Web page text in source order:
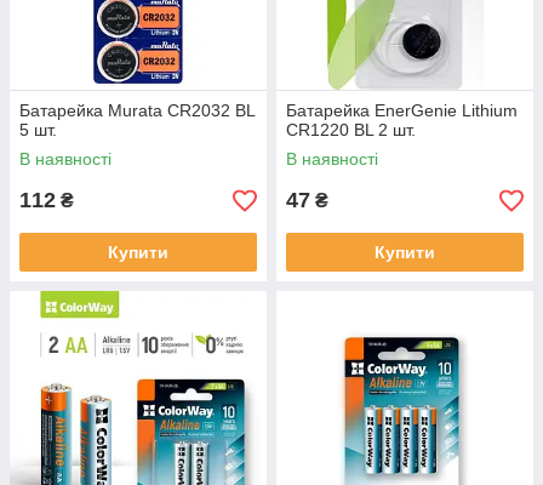
Батарейка Murata CR2032 BL
5 шт.
В наявності
112 ₴
Купити
Батарейка EnerGenie Lithium
CR1220 BL 2 шт.
В наявності
47 ₴
Купити